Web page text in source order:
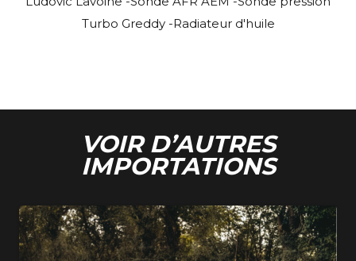
Turbo Greddy -Radiateur d'huile
VOIR D’AUTRES
IMPORTATIONS